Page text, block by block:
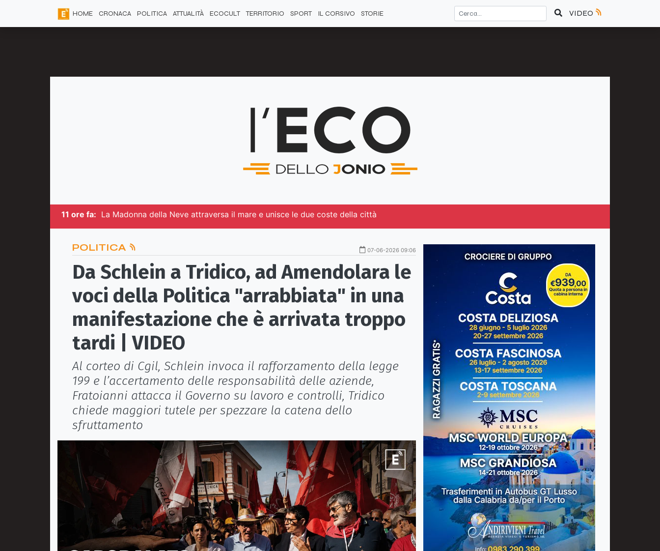
HOME CRONACA POLITICA ATTUALITÀ ECOCULT TERRITORIO SPORT IL CORSIVO STORIE VIDEO
11 ore fa: La Madonna della Neve attraversa il mare e unisce le due coste della città
POLITICA 07-06-2026 09:06
Da Schlein a Tridico, ad Amendolara le
voci della Politica "arrabbiata" in una
manifestazione che è arrivata troppo
tardi | VIDEO
Al corteo di Cgil, Schlein invoca il rafforzamento della legge
199 e l’accertamento delle responsabilità delle aziende,
Fratoianni attacca il Governo su lavoro e controlli, Tridico
chiede maggiori tutele per spezzare la catena dello
sfruttamento